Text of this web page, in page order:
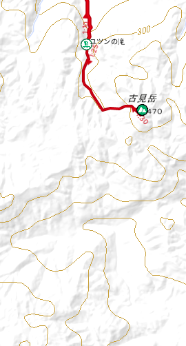
◀ 1:30
◀ 1:25
1:10 ▶
ユツンの滝